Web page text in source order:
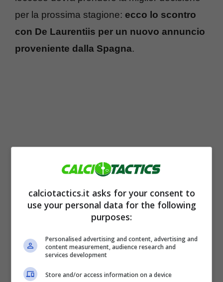
per la prossima stagione: ecco lo scontro
con De Laurentiis per un nuovo annuncio
proveniente dalla Spagna.
Come svelato dal portale spagnolo,
todofichajes.com, Antonio Conte è pronto a
sostituire Carlo Ancelotti sulla panchina del
calciotactics.it asks for your consent to
use your personal data for the following
purposes:
Personalised advertising and content, advertising and
content measurement, audience research and
services development
Store and/or access information on a device